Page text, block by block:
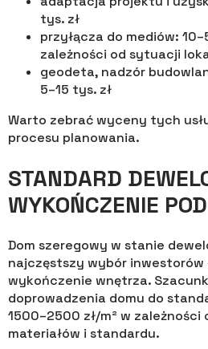
tys. zł
przyłącza do mediów:
zależności od sytuacji
geodeta, nadzór
5–15 tys. zł
Warto zebrać wyceny tych
procesu planowania.
STANDARD
WYKOŃCZENIE
Dom szeregowy w stanie
najczęstszy wybór inwestorów
wykończenie wnętrza.
doprowadzenia domu do
1500–2500 zł/m² w
materiałów i standardu.